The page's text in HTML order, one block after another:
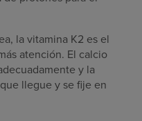
la vitamina K2 es el
atención. El calcio
y la
llegue y se fije en